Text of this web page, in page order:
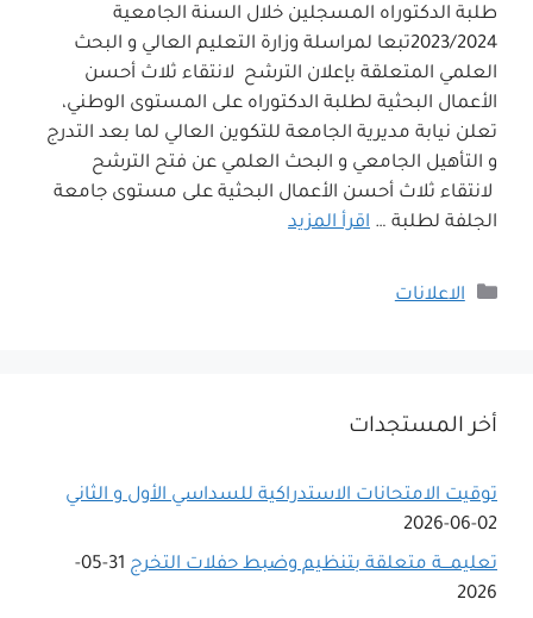
طلبة الدكتوراه المسجلين خلال السنة الجامعية
2023/2024تبعا لمراسلة وزارة التعليم العالي و البحث
العلمي المتعلقة بإعلان الترشح لانتقاء ثلاث أحسن
الأعمال البحثية لطلبة الدكتوراه على المستوى الوطني،
تعلن نيابة مديرية الجامعة للتكوين العالي لما بعد التدرج
و التأهيل الجامعي و البحث العلمي عن فتح الترشح
لانتقاء ثلاث أحسن الأعمال البحثية على مستوى جامعة
الجلفة لطلبة … اقرأ المزيد
التصنيفات
الاعلانات
أخر المستجدات
توقيت الامتحانات الاستدراكية للسداسي اﻷول و الثاني
02-06-2026
تعليمـــة متعلقة بتنظيم وضبط حفلات التخرج
31-05-
2026